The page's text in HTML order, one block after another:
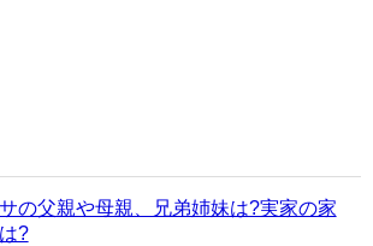
の父親や母親、兄弟姉妹は?実家の家
?